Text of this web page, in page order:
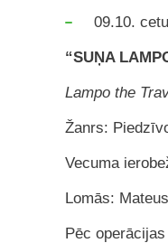
09.10.
“SUŅA
Lampo the
Žanrs:
Vecuma
Lomās:
Pēc